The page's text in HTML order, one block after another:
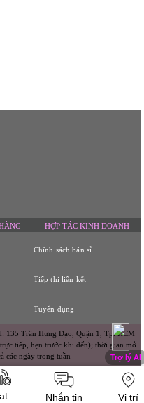
HỢP TÁC KINH DOANH
Chính sách bán sỉ
Tiếp thị liên kết
Tuyển dụng
Trần Hưng Đạo, Quận 1, Tp. HCM
tiếp, hẹn trước khi đến); thời gian mở
các ngày trong tuần
Nhắn tin Vị trí